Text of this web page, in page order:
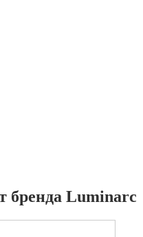
бренда Luminarc